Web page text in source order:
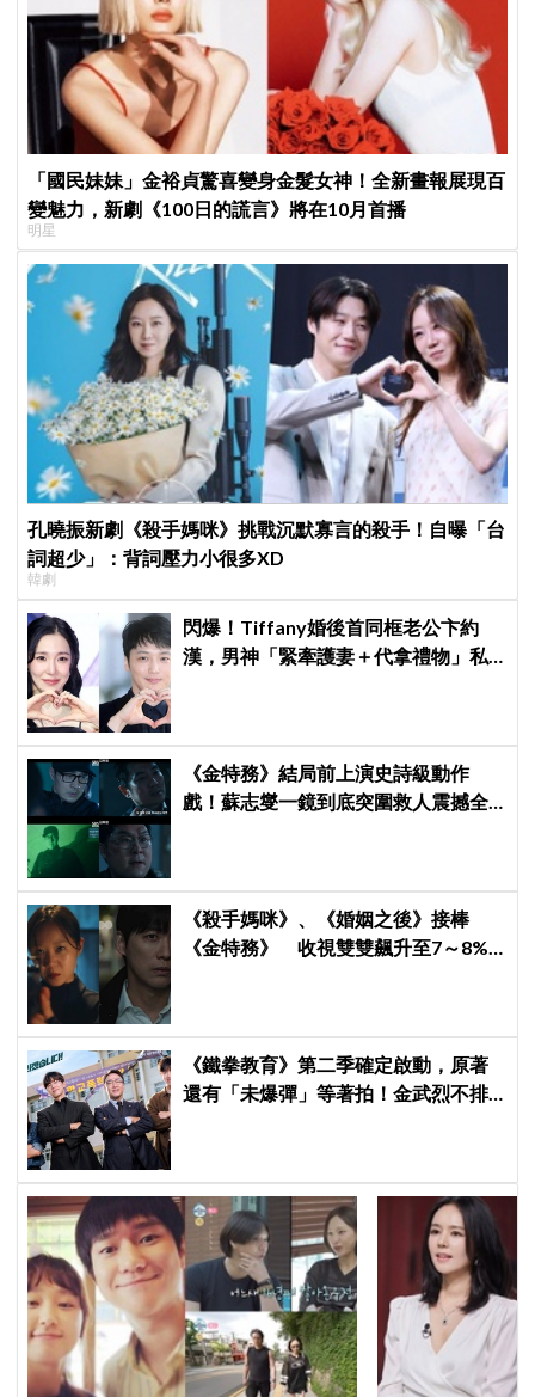
「國民妹妹」金裕貞驚喜變身金髮女神！全新畫報展現百
變魅力，新劇《100日的謊言》將在10月首播
明星
孔曉振新劇《殺手媽咪》挑戰沉默寡言的殺手！自曝「台
詞超少」：背詞壓力小很多XD
韓劇
閃爆！Tiffany婚後首同框老公卞約
漢，男神「緊牽護妻＋代拿禮物」私
《金特務》結局前上演史詩級動作
戲！蘇志燮一鏡到底突圍救人震撼全
《殺手媽咪》、《婚姻之後》接棒
《金特務》 收視雙雙飆升至7～8%
《鐵拳教育》第二季確定啟動，原著
還有「未爆彈」等著拍！金武烈不排